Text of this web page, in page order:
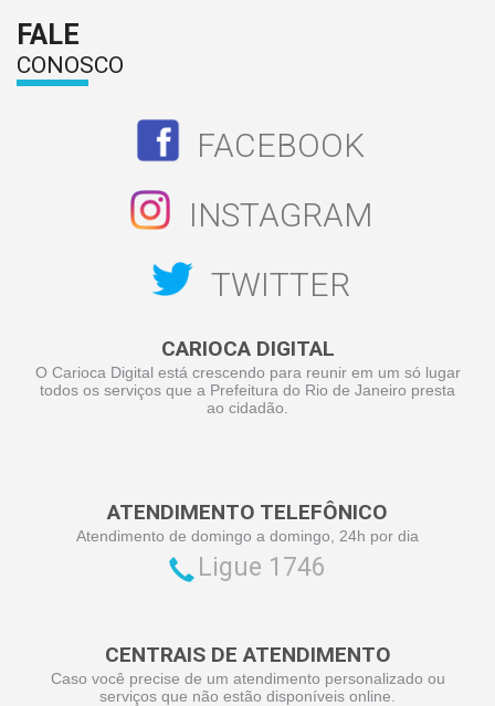
FALE
CONOSCO
FACEBOOK
INSTAGRAM
TWITTER
CARIOCA DIGITAL
O Carioca Digital está crescendo para reunir em um só lugar
todos os serviços que a Prefeitura do Rio de Janeiro presta
ao cidadão.
ATENDIMENTO TELEFÔNICO
Atendimento de domingo a domingo, 24h por dia
Ligue 1746
CENTRAIS DE ATENDIMENTO
Caso você precise de um atendimento personalizado ou
serviços que não estão disponíveis online.